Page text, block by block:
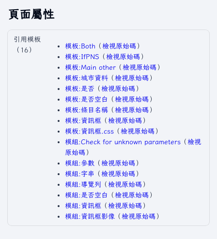
頁面屬性
引用模板
（16）
模板:Both ​（檢視原始碼 ）​
模板:IfPNS ​（檢視原始碼 ）​
模板:Main other ​（檢視原始碼 ）​
模板:城市資料 ​（檢視原始碼 ）​
模板:是否 ​（檢視原始碼 ）​
模板:是否空白 ​（檢視原始碼 ）​
模板:條目名稱 ​（檢視原始碼 ）​
模板:資訊框 ​（檢視原始碼 ）​
模板:資訊框.css ​（檢視原始碼 ）​
模組:Check for unknown parameters ​（檢視
原始碼 ）​
模組:參數 ​（檢視原始碼 ）​
模組:字串 ​（檢視原始碼 ）​
模組:導覽列
​（檢視原始碼 ）​
模組:是否空白 ​（檢視原始碼 ）​
模組:資訊框 ​（檢視原始碼 ）​
模組:資訊框影像 ​（檢視原始碼 ）​